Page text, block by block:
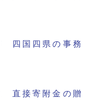
四国四県の事務
直接寄附金の贈